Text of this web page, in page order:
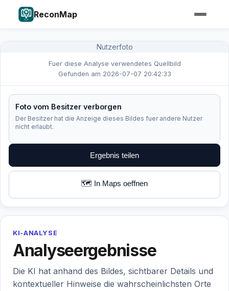
ReconMap
Nutzerfoto
Fuer diese Analyse verwendetes Quellbild
Gefunden am 2026-07-07 20:42:33
Foto vom Besitzer verborgen
Der Besitzer hat die Anzeige dieses Bildes fuer andere Nutzer
nicht erlaubt.
Ergebnis teilen
🗺️ In Maps oeffnen
KI-ANALYSE
Analyseergebnisse
Die KI hat anhand des Bildes, sichtbarer Details und
kontextueller Hinweise die wahrscheinlichsten Orte